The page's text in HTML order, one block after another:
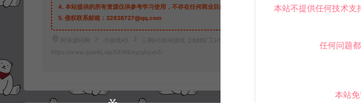
4. 本站提供的所有资源仅供参考学习使用，不存在任何商业目的与商业用途，请大家不要用于商用！
5. 侵权联系邮箱：32838727@qq.com
阿泽源码网 小游戏H5
三网H5休闲游戏【地精旷工H5】3月最新整理Linux手工服务端+Win一键服务端+解
https://www.lyzwlkj.vip/58168/syzy/xyxh5/
本站不提供任何技术支
任何问题
本站免